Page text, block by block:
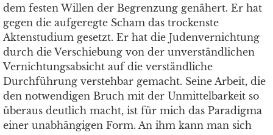
dem festen Willen der Begrenzung genähert. Er hat
gegen die aufgeregte Scham das trockenste
Aktenstudium gesetzt. Er hat die Judenvernichtung
durch die Verschiebung von der unverständlichen
Vernichtungsabsicht auf die verständliche
Durchführung verstehbar gemacht. Seine Arbeit, die
den notwendigen Bruch mit der Unmittelbarkeit so
überaus deutlich macht, ist für mich das Paradigma
einer unabhängigen Form. An ihm kann man sich